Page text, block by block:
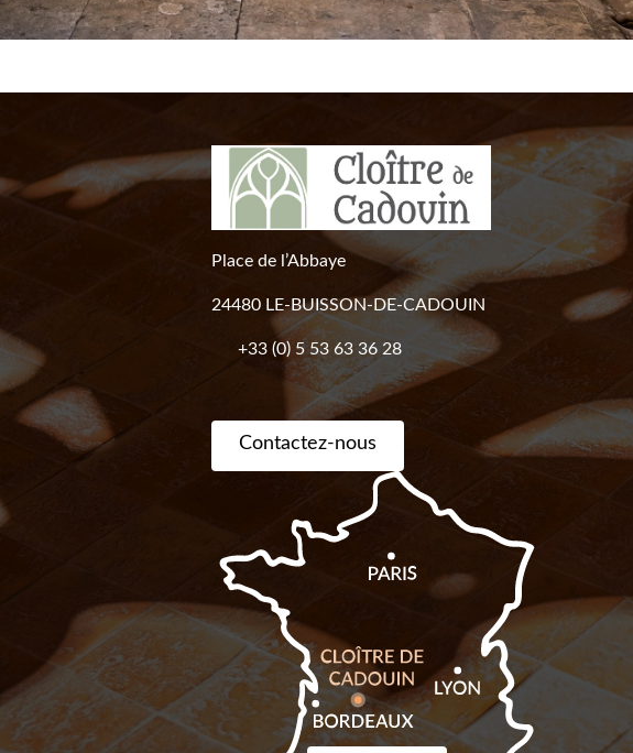
Place de l’Abbaye
24480 LE-BUISSON-DE-CADOUIN
+33 (0) 5 53 63 36 28
Contactez-nous